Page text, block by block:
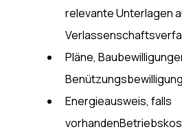
relevante Unterlagen
Pläne,
Energieausweis, falls